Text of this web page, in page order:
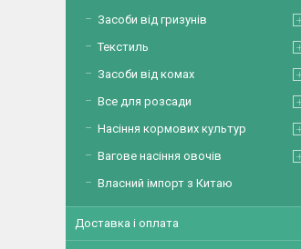
Засоби від гризунів
Текстиль
Засоби від комах
Все для розсади
Насіння кормових культур
Вагове насіння овочів
Власний імпорт з Китаю
Доставка і оплата